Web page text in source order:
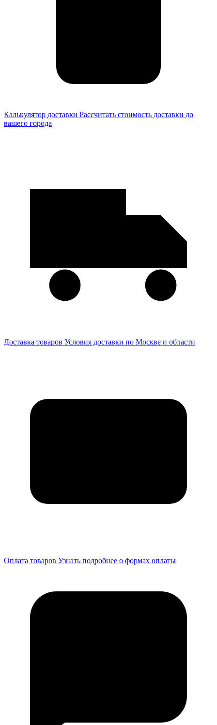
Калькулятор доставки Рассчитать стоимость доставки до
вашего города
Доставка товаров Условия доставки по Москве и области
Оплата товаров Узнать подробнее о формах оплаты